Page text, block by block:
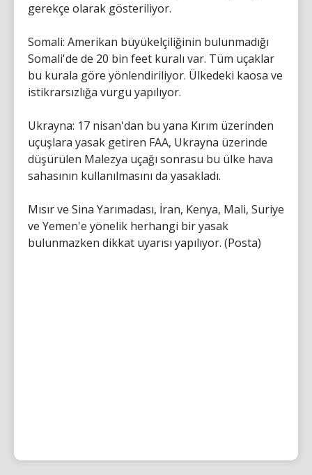
gerekçe olarak gösteriliyor.
Somali: Amerikan büyükelçiliğinin bulunmadığı
Somali'de de 20 bin feet kuralı var. Tüm uçaklar
bu kurala göre yönlendiriliyor. Ülkedeki kaosa ve
istikrarsızlığa vurgu yapılıyor.
Ukrayna: 17 nisan'dan bu yana Kırım üzerinden
uçuşlara yasak getiren FAA, Ukrayna üzerinde
düşürülen Malezya uçağı sonrasu bu ülke hava
sahasının kullanılmasını da yasakladı.
Mısır ve Sina Yarımadası, İran, Kenya, Mali, Suriye
ve Yemen'e yönelik herhangi bir yasak
bulunmazken dikkat uyarısı yapılıyor. (Posta)